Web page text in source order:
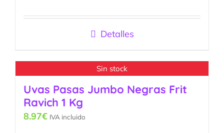
Detalles
Sin stock
Uvas Pasas Jumbo Negras Frit
Ravich 1 Kg
8.97€ IVA incluido